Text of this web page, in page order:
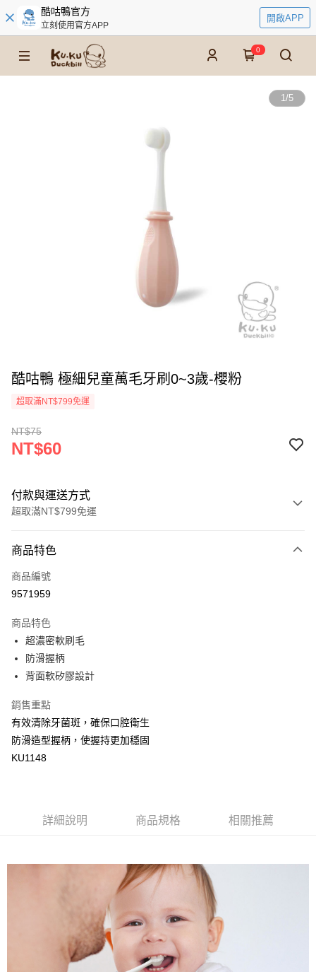
酷咕鴨官方
立刻使用官方APP
開啟APP
0
1/5
酷咕鴨 極細兒童萬毛牙刷0~3歲-櫻粉
超取滿NT$799免運
NT$75
NT$60
付款與運送方式
超取滿NT$799免運
信用卡一次付款
信用卡分期付款
合作金庫商業銀行
華南商業銀行
上海商業儲蓄銀行
國泰世華商業銀行
匯豐（台灣）商業銀行
聯邦商業銀行
元大商業銀行
台新國際商業銀行
超商取貨付款
LINE Pay
街口支付
悠遊付
Google Pay
AFTEE先享後付
AFTEE先享後付是「在收到商品之後才付款」的支付方式。 讓您購物簡單
１．簡單：不需註冊會員、不需綁卡、不需儲值。
３．安心：先確認商品／服務後，再付款。
【「AFTEE先享後付」結帳流程】
１．於結帳方式選擇「AFTEE先享後付」後，將跳轉至「AFTEE先享後付」
結帳頁面，進行簡訊認證並確認金額後，即可完成結帳。
每筆NT$150，滿NT$799(含以上)免運費
7-11取貨付款
商品特色
商品編號
9571959
商品特色
超濃密軟刷毛
防滑握柄
背面軟矽膠設計
銷售重點
有效清除牙菌斑，確保口腔衛生
防滑造型握柄，使握持更加穩固
KU1148
詳細說明 商品規格 相關推薦